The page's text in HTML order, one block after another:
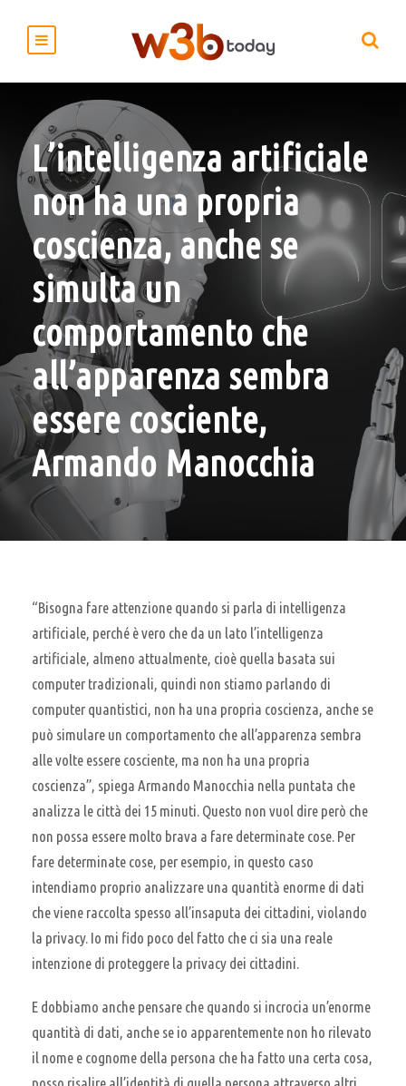
L’intelligenza artificiale
non ha una propria
coscienza, anche se
simulta un
comportamento che
all’apparenza sembra
essere cosciente,
Armando Manocchia
“Bisogna fare attenzione quando si parla di intelligenza
artificiale, perché è vero che da un lato l’intelligenza
artificiale, almeno attualmente, cioè quella basata sui
computer tradizionali, quindi non stiamo parlando di
computer quantistici, non ha una propria coscienza, anche se
può simulare un comportamento che all’apparenza sembra
alle volte essere cosciente, ma non ha una propria
coscienza”, spiega Armando Manocchia nella puntata che
analizza le città dei 15 minuti. Questo non vuol dire però che
non possa essere molto brava a fare determinate cose. Per
fare determinate cose, per esempio, in questo caso
intendiamo proprio analizzare una quantità enorme di dati
che viene raccolta spesso all’insaputa dei cittadini, violando
la privacy. Io mi fido poco del fatto che ci sia una reale
intenzione di proteggere la privacy dei cittadini.
E dobbiamo anche pensare che quando si incrocia un’enorme
quantità di dati, anche se io apparentemente non ho rilevato
il nome e cognome della persona che ha fatto una certa cosa,